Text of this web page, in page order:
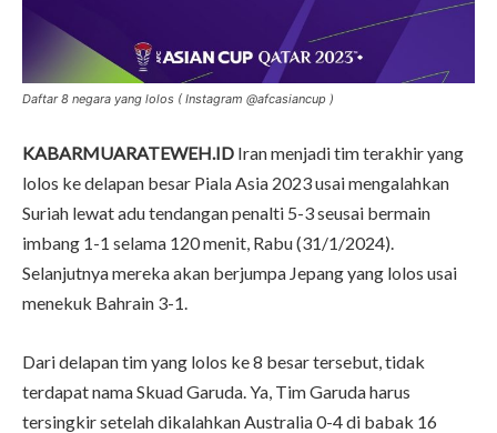
Daftar 8 negara yang lolos ( Instagram @afcasiancup )
KABARMUARATEWEH.ID Iran menjadi tim terakhir yang
lolos ke delapan besar Piala Asia 2023 usai mengalahkan
Suriah lewat adu tendangan penalti 5-3 seusai bermain
imbang 1-1 selama 120 menit, Rabu (31/1/2024).
Selanjutnya mereka akan berjumpa Jepang yang lolos usai
menekuk Bahrain 3-1.
Dari delapan tim yang lolos ke 8 besar tersebut, tidak
terdapat nama Skuad Garuda. Ya, Tim Garuda harus
tersingkir setelah dikalahkan Australia 0-4 di babak 16